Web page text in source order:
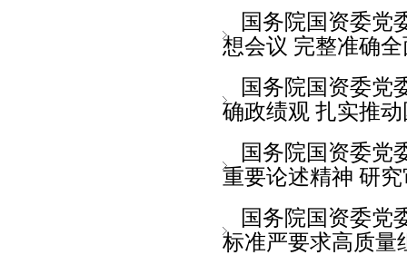
国务院国资委党
想会议 完整准确
国务院国资委党
确政绩观 扎实推
国务院国资委党
重要论述精神 研
国务院国资委党
标准严要求高质量